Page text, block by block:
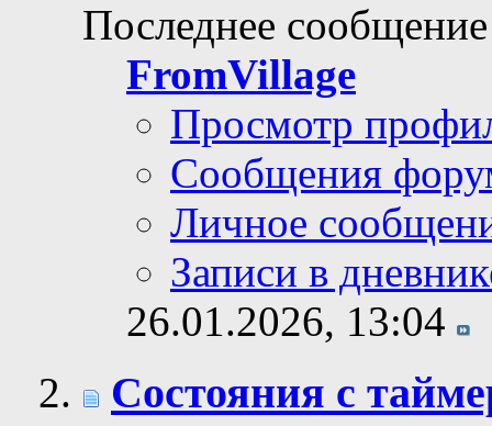
Последнее
FromVillage
Просмотр
Сообщения
Личное
Записи в
26.01.2026, 13:04
Состояния с